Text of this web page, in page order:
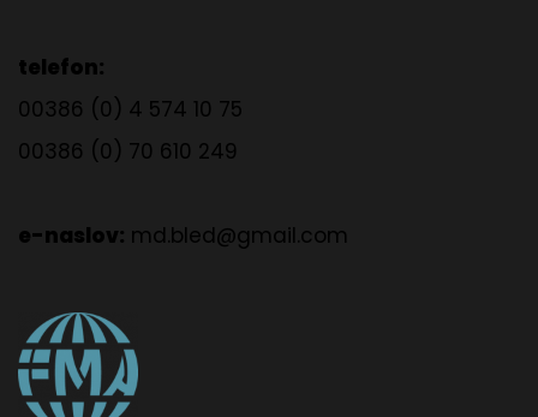
telefon:
00386 (0) 4 574 10 75
00386 (0) 70 610 249
e-naslov: md.bled@gmail.com